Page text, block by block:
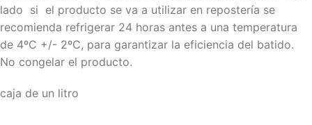
lado si el producto se va a utilizar en repostería se
recomienda refrigerar 24 horas antes a una temperatura
de 4ºC +/- 2ºC, para garantizar la eficiencia del batido.
No congelar el producto.
caja de un litro